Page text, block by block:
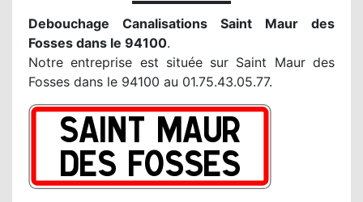
Debouchage Canalisations Saint Maur des
Fosses dans le 94100.
Notre entreprise est située sur Saint Maur des
Fosses dans le 94100 au 01.75.43.05.77.